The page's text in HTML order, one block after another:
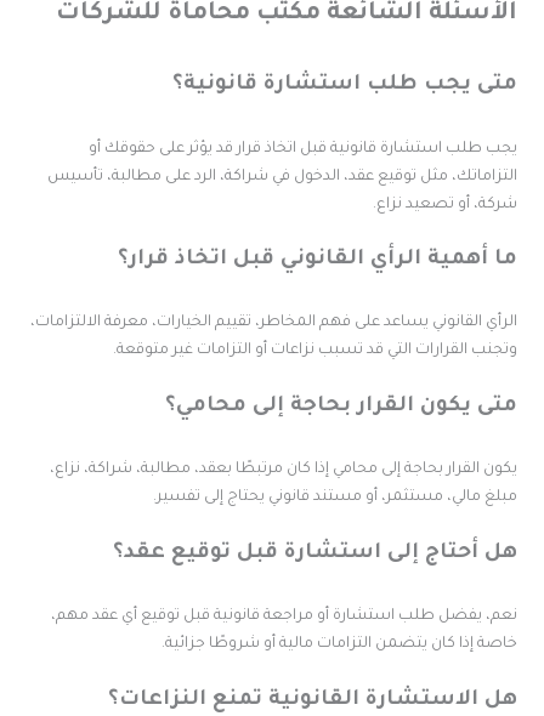
الشائعة مكتب محاماة للشركات
يجب طلب استشارة قانونية؟
طلب استشارة قانونية قبل اتخاذ قرار قد يؤثر على حقوقك أو
مثل توقيع عقد، الدخول في شراكة، الرد على مطالبة، تأسيس
أو تصعيد نزاع.
أهمية الرأي القانوني قبل اتخاذ قرار؟
القانوني يساعد على فهم المخاطر، تقييم الخيارات، معرفة الالتزامات،
القرارات التي قد تسبب نزاعات أو التزامات غير متوقعة.
يكون القرار بحاجة إلى محامي؟
القرار بحاجة إلى محامي إذا كان مرتبطًا بعقد، مطالبة، شراكة، نزاع،
مالي، مستثمر، أو مستند قانوني يحتاج إلى تفسير.
أحتاج إلى استشارة قبل توقيع عقد؟
يفضل طلب استشارة أو مراجعة قانونية قبل توقيع أي عقد مهم،
إذا كان يتضمن التزامات مالية أو شروطًا جزائية.
الاستشارة القانونية تمنع النزاعات؟